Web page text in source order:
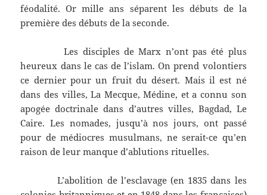
féodalité. Or mille ans séparent les débuts de la
première des débuts de la seconde.
Les disciples de Marx n’ont pas été plus
heureux dans le cas de l’islam. On prend volontiers
ce dernier pour un fruit du désert. Mais il est né
dans des villes, La Mecque, Médine, et a connu son
apogée doctrinale dans d’autres villes, Bagdad, Le
Caire. Les nomades, jusqu’à nos jours, ont passé
pour de médiocres musulmans, ne serait-ce qu’en
raison de leur manque d’ablutions rituelles.
L’abolition de l’esclavage (en 1835 dans les